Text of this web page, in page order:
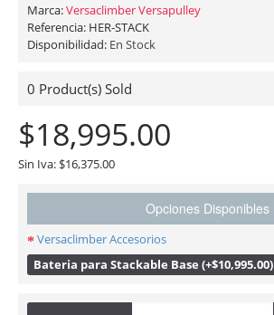
Marca:Versaclimber Versapulley
Referencia: HER-STACK
Disponibilidad: En Stock
0 Product(s) Sold
$18,995.00
Sin Iva: $16,375.00
Opciones Disponibles
Versaclimber Accesorios
Bateria para Stackable Base (+$10,995.00)